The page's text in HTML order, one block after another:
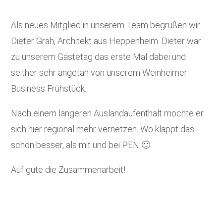
Als neues Mitglied in unserem Team begrüßen wir
Dieter Grah, Architekt aus Heppenheim. Dieter war
zu unserem Gästetag das erste Mal dabei und
seither sehr angetan von unserem Weinheimer
Business Frühstück.
Nach einem längeren Auslandaufenthalt möchte er
sich hier regional mehr vernetzen. Wo klappt das
schon besser, als mit und bei PEN 🙂
Auf gute die Zusammenarbeit!